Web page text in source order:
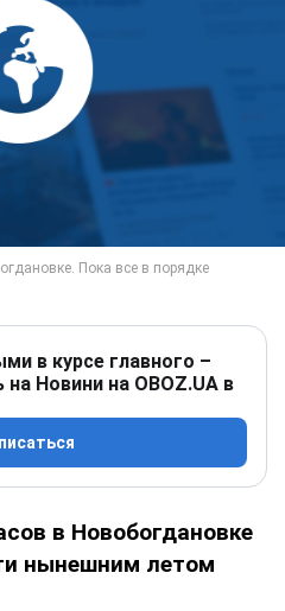
в курсе главного –
Новини на OBOZ.UA в
в Новобогдановке
нынешним летом